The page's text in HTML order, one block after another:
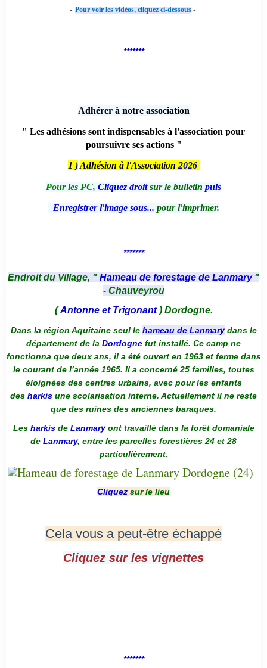
- Pour voir les vidéos, cliquez ci-dessous -
*******
Adhérer à notre association
" Les adhésions sont indispensables à l'association pour
poursuivre ses actions "
1 )Adhésion à l'Association 2026
Pour les PC, Cliquez droitsur le bulletin puis
Enregistrer l'image sous... pour l'imprimer.
*******
Endroit du Village, " Hameau de forestage de Lanmary "
- Chauveyrou
(Antonne et Trigonant) Dordogne.
Dans la région Aquitaine seul le hameau de Lanmarydans le
département de la Dordogne fut installé. Ce camp ne
fonctionna que deux ans, il a été ouvert en 1963 et ferme dans
le courant de l’année 1965. Il a concerné 25 familles, toutes
éloignées des centres urbains, avec pour les enfants
des harkis une scolarisation interne. Actuellement il ne reste
que des ruines des anciennes baraques.
Les harkis de Lanmaryont travaillé dans la forêt domaniale
de Lanmary, entre les parcelles forestières 24 et 28
particulièrement.
Cliquez sur le lieu
Cela vous a peut-être échappé
Cliquez sur les vignettes
*******